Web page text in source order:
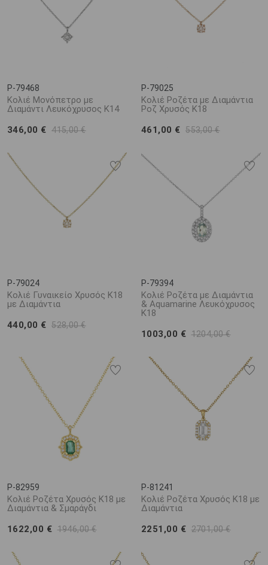
P-79468
Κολιέ Μονόπετρο με
Διαμάντι Λευκόχρυσος K14
346,00 € 415,00 €
P-79025
Κολιέ Ροζέτα με Διαμάντια
Ροζ Χρυσός K18
461,00 € 553,00 €
P-79024
Κολιέ Γυναικείο Χρυσός K18
με Διαμάντια
440,00 € 528,00 €
P-79394
Κολιέ Ροζέτα με Διαμάντια
& Aquamarine Λευκόχρυσος
K18
1003,00 € 1204,00 €
P-82959
Κολιέ Ροζέτα Χρυσός K18 με
Διαμάντια & Σμαράγδι
1622,00 € 1946,00 €
P-81241
Κολιέ Ροζέτα Χρυσός Κ18 με
Διαμάντια
2251,00 € 2701,00 €